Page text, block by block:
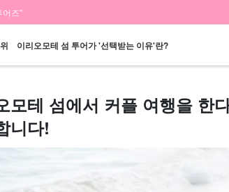
어즈"
이리오모테 섬 투어가 '선택받는 이유'란?
약 OK
할인 혜택
모테 섬에서 커플 여행을 한
니다!